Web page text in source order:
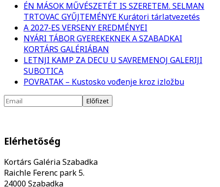
ÉN MÁSOK MŰVÉSZETÉT IS SZERETEM. SELMAN
TRTOVAC GYŰJTEMÉNYE Kurátori tárlatvezetés
A 2027-ES VERSENY EREDMÉNYEI
NYÁRI TÁBOR GYEREKEKNEK A SZABADKAI
KORTÁRS GALÉRIÁBAN
LETNJI KAMP ZA DECU U SAVREMENOJ GALERIJI
SUBOTICA
POVRATAK – Kustosko vođenje kroz izložbu
Elérhetőség
Kortárs Galéria Szabadka
Raichle Ferenc park 5.
24000 Szabadka